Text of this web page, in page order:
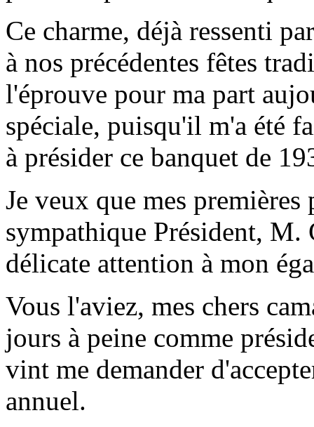
Ce charme, déjà ressenti
à nos précédentes fêtes
l'éprouve pour ma part
spéciale, puisqu'il m'a été
à présider ce banquet de
Je veux que mes premières
sympathique Président, M.
délicate attention à mon
Vous l'aviez, mes chers
jours à peine comme
vint me demander
annuel.